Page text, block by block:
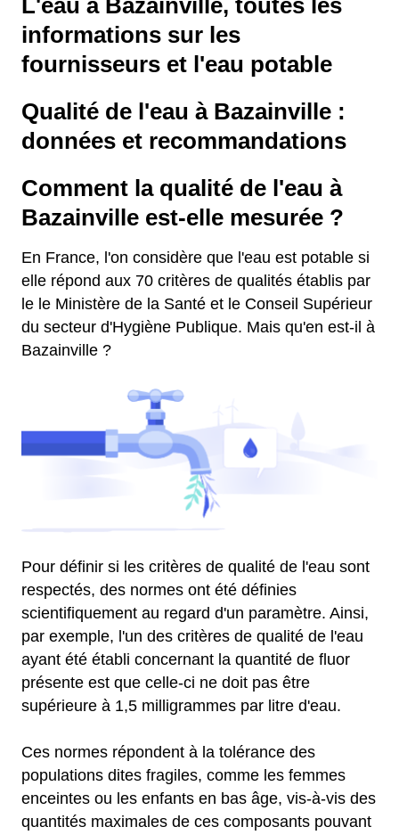
L'eau à Bazainville, toutes les
informations sur les
fournisseurs et l'eau potable
Qualité de l'eau à Bazainville :
données et recommandations
Comment la qualité de l'eau à
Bazainville est-elle mesurée ?
En France, l'on considère que l'eau est potable si
elle répond aux 70 critères de qualités établis par
le le Ministère de la Santé et le Conseil Supérieur
du secteur d'Hygiène Publique. Mais qu'en est-il à
Bazainville ?
Pour définir si les critères de qualité de l'eau sont
respectés, des normes ont été définies
scientifiquement au regard d'un paramètre. Ainsi,
par exemple, l'un des critères de qualité de l'eau
ayant été établi concernant la quantité de fluor
présente est que celle-ci ne doit pas être
supérieure à 1,5 milligrammes par litre d'eau.
Ces normes répondent à la tolérance des
populations dites fragiles, comme les femmes
enceintes ou les enfants en bas âge, vis-à-vis des
quantités maximales de ces composants pouvant